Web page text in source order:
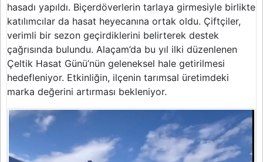
hasadı yapıldı. Biçerdöverlerin tarlaya girmesiyle birlikte
katılımcılar da hasat heyecanına ortak oldu. Çiftçiler,
verimli bir sezon geçirdiklerini belirterek destek
çağrısında bulundu. Alaçam’da bu yıl ilki düzenlenen
Çeltik Hasat Günü’nün geleneksel hale getirilmesi
hedefleniyor. Etkinliğin, ilçenin tarımsal üretimdeki
marka değerini artırması bekleniyor.